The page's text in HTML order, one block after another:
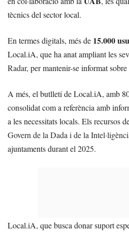
tècnics del sector local.
En termes digitals, més de 15.000
Local.iA, que ha anat ampliant les
Radar, per mantenir-se informat
A més, el butlletí de Local.iA, amb
consolidat com a referència amb
a les necessitats locals. Els recursos
Govern de la Dada i de la
ajuntaments durant el 2025.
Local.iA, que busca donar suport